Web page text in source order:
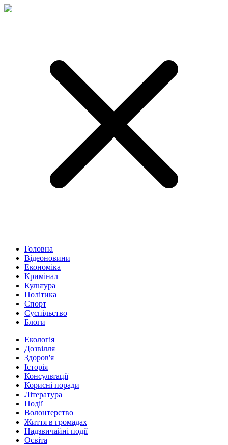
Головна
Відеоновини
Економіка
Кримінал
Культура
Політика
Спорт
Суспільство
Блоги
Екологія
Дозвілля
Здоров'я
Історія
Консультації
Корисні поради
Література
Події
Волонтерство
Життя в громадах
Надзвичайні події
Освіта